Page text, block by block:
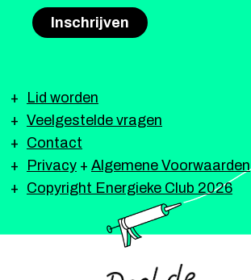
Lid worden
Veelgestelde vragen
Contact
Privacy + Algemene Voorwaarden
Copyright Energieke Club 2026